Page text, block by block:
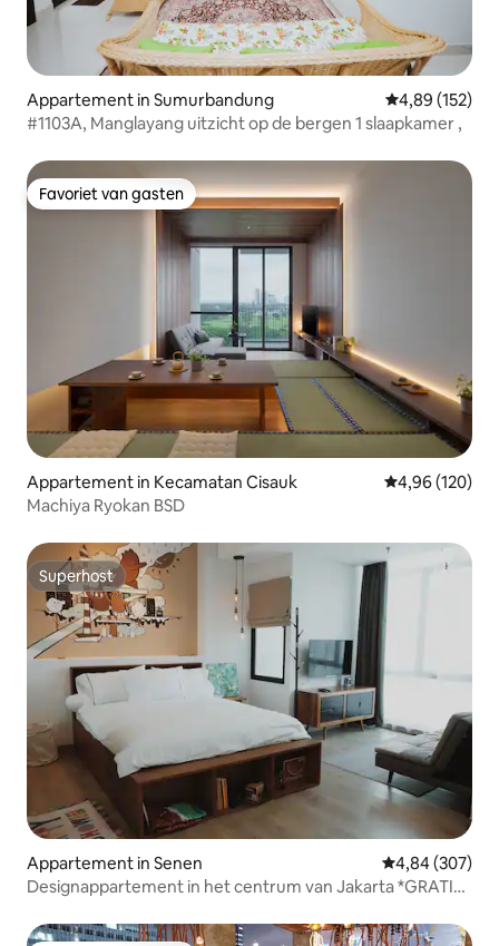
Appartement in Sumurbandung Gemiddelde
4,89 (152)
#1103A, Manglayang uitzicht op de bergen 1 slaapkamer ,
Favoriet van gasten
Favoriet van gasten
Appartement in Kecamatan Cisauk Gemiddelde
4,96 (120)
Machiya Ryokan BSD
Superhost
Superhost
Appartement in Senen Gemiddelde
4,84 (307)
Designappartement in het centrum van Jakarta *GRATIS